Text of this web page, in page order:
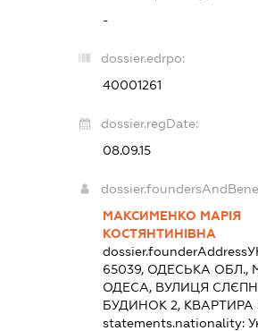
-
dossier.edrpo:
40001261
dossier.regDate:
08.09.15
МАКСИМЕНКО МАРІЯ
КОСТЯНТИНІВНА
dossier.founderAddress
65039, ОДЕСЬКА ОБЛ.,
ОДЕСА, ВУЛИЦЯ
БУДИНОК 2, КВАРТИРА
statements.nationality: